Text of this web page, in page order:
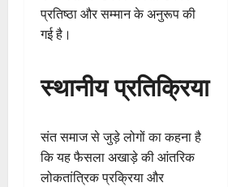
प्रतिष्ठा और सम्मान के अनुरूप की
गई है।
स्थानीय प्रतिक्रिया
संत समाज से जुड़े लोगों का कहना है
कि यह फैसला अखाड़े की आंतरिक
लोकतांत्रिक प्रक्रिया और